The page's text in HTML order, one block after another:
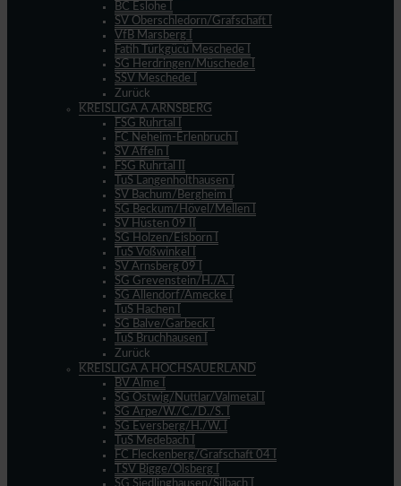
BC Eslohe I
SV Oberschledorn/Grafschaft I
VfB Marsberg I
Fatih Türkgücü Meschede I
SG Herdringen/Müschede I
SSV Meschede I
Zurück
KREISLIGA A ARNSBERG
FSG Ruhrtal I
FC Neheim-Erlenbruch I
SV Affeln I
FSG Ruhrtal II
TuS Langenholthausen I
SV Bachum/Bergheim I
SG Beckum/Hövel/Mellen I
SV Hüsten 09 II
SG Holzen/Eisborn I
TuS Voßwinkel I
SV Arnsberg 09 I
SG Grevenstein/H./A. I
SG Allendorf/Amecke I
TuS Hachen I
SG Balve/Garbeck I
TuS Bruchhausen I
Zurück
KREISLIGA A HOCHSAUERLAND
BV Alme I
SG Ostwig/Nuttlar/Valmetal I
SG Arpe/W./C./D./S. I
SG Eversberg/H./W. I
TuS Medebach I
FC Fleckenberg/Grafschaft 04 I
TSV Bigge/Olsberg I